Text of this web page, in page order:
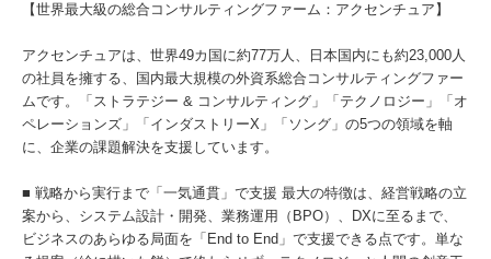
【世界最大級の総合コンサルティングファーム：アクセンチュア】
アクセンチュアは、世界49カ国に約77万人、日本国内にも約23,000人
の社員を擁する、国内最大規模の外資系総合コンサルティングファー
ムです。「ストラテジー & コンサルティング」「テクノロジー」「オ
ペレーションズ」「インダストリーX」「ソング」の5つの領域を軸
に、企業の課題解決を支援しています。
■ 戦略から実行まで「一気通貫」で支援 最大の特徴は、経営戦略の立
案から、システム設計・開発、業務運用（BPO）、DXに至るまで、
ビジネスのあらゆる局面を「End to End」で支援できる点です。単な